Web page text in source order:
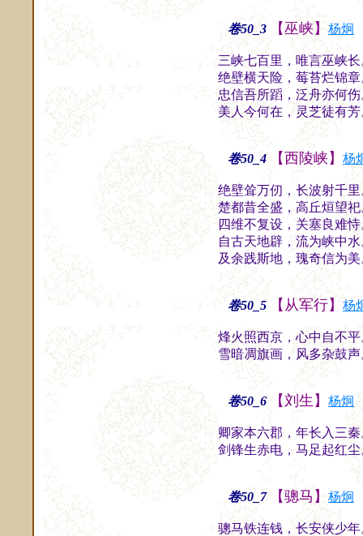
卷50_3 【巫峡】杨炯
三峡七百里，唯言巫峡
绝壁横天险，莓苔烂锦
忠信吾所蹈，泛舟亦何
美人今何在，灵芝徒有
卷50_4 【西陵峡】 杨
绝壁耸万仞，长波射千
楚都昔全盛，高丘烜望
四维不复设，关塞良难
自古天地辟，流为峡中
及余践斯地，瑰奇信为
卷50_5 【从军行】 杨
烽火照西京，心中自不
雪暗凋旗画，风多杂鼓
卷50_6 【刘生】 杨炯
卿家本六郡，年长入三
剑锋生赤电，马足起红
卷50_7 【骢马】杨炯
骢马铁连钱，长安侠少